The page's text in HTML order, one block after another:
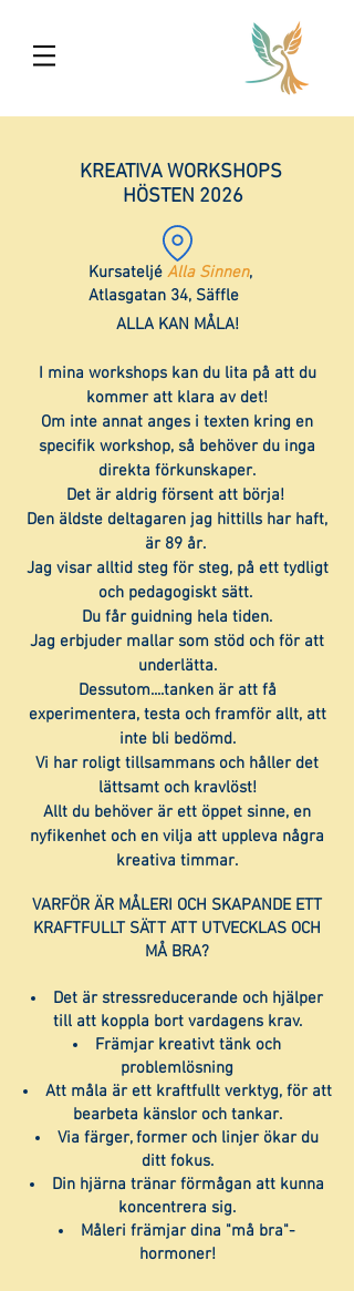
KREATIVA WORKSHOPS
HÖSTEN 2026
Kursateljé Alla Sinnen,
Atlasgatan 34, Säffle
ALLA KAN MÅLA!
I mina workshops kan du lita på att du
kommer att klara av det!
Om inte annat anges i texten kring en
specifik workshop, så behöver du inga
direkta förkunskaper.
Det är aldrig försent att börja!
Den äldste deltagaren jag hittills har haft,
är 89 år.
Jag visar alltid steg för steg, på ett tydligt
och pedagogiskt sätt.
Du får guidning hela tiden.
Jag erbjuder mallar som stöd och för att
underlätta.
Dessutom....tanken är att få
experimentera, testa och framför allt, att
inte bli bedömd.
Vi har roligt tillsammans och håller det
lättsamt och kravlöst!
Allt du behöver är ett öppet sinne, en
nyfikenhet och en vilja att uppleva några
kreativa timmar.
VARFÖR ÄR MÅLERI OCH SKAPANDE ETT
KRAFTFULLT SÄTT ATT UTVECKLAS OCH
MÅ BRA?
Det är stressreducerande och hjälper
till att koppla bort vardagens krav.
Främjar kreativt tänk och
problemlösning
Att måla är ett kraftfullt verktyg, för att
bearbeta känslor och tankar.
Via färger, former och linjer ökar du
ditt fokus.
Din hjärna tränar förmågan att kunna
koncentrera sig.​
Måleri främjar dina "må bra"-
hormoner!